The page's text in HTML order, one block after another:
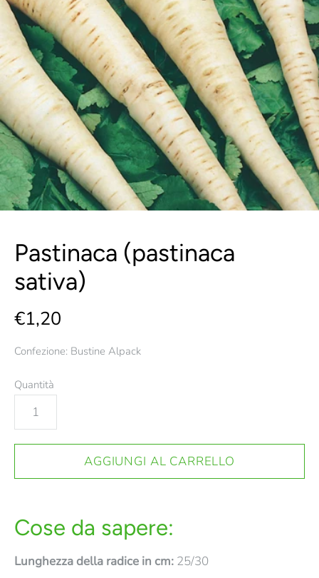
Pastinaca (pastinaca
sativa)
€1,20
Confezione: Bustine Alpack
Quantità
Cose da sapere:
Lunghezza della radice in cm: 25/30